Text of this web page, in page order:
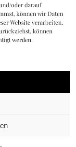
oder darauf
können wir Daten
Website verarbeiten.
können
werden.